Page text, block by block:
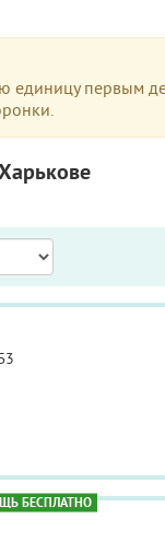
единицу первым
БЕСПЛАТНО